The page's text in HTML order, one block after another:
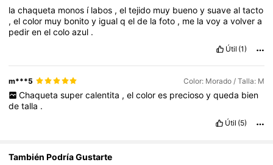
lachaqueta monos í labos ,eltejido muy buenoysuavealtacto
,elcolor muy bonitoy igualqelde lafoto , me lavoyavolvera
pedirenelcoloazul .
Útil (1)
m***5 Color: Morado / Talla: M
Chaqueta super calentita , el color es precioso y queda bien
detalla .
Útil (5)
También Podría Gustarte